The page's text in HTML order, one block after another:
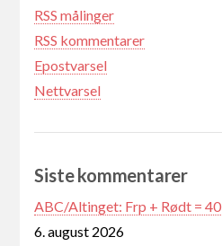
RSS målinger
RSS kommentarer
Epostvarsel
Nettvarsel
Siste kommentarer
ABC/Altinget: Frp + Rødt = 40
6. august 2026